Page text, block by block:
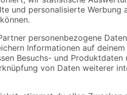
x
kg
0,21 € / Kilogramm